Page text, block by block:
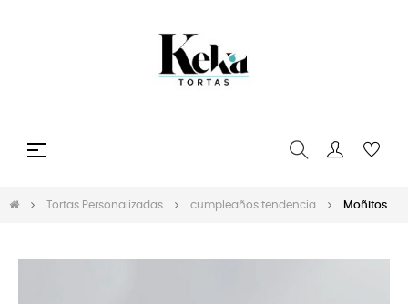
Navegación
☰
Tortas Personalizadas cumpleaños tendencia Moñitos